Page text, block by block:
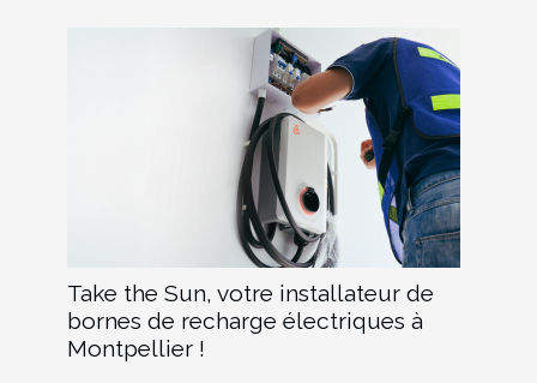
Take the Sun, votre installateur de
bornes de recharge électriques à
Montpellier !